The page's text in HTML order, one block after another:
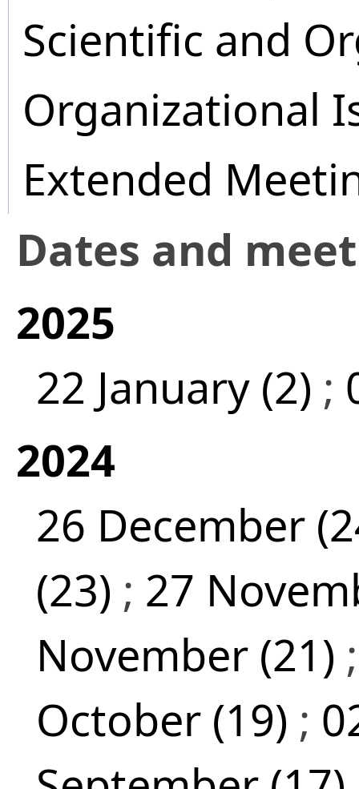
Scientific and
Organizational
Extended
Dates and
2025
22 January (2) ;
2024
26 December
(23) ; 27
November (21)
October (19) ;